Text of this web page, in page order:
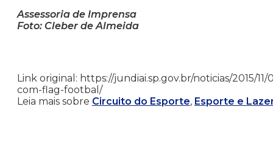
Assessoria de Imprensa
Foto: Cleber de Almeida
Link original: https://jundiai.sp.gov.br/noticias/2015/
com-flag-footbal/
Leia mais sobre Circuito do Esporte, Esporte e